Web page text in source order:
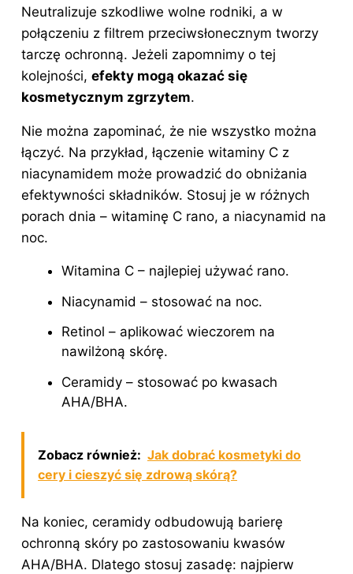
Neutralizuje szkodliwe wolne rodniki, a w
połączeniu z filtrem przeciwsłonecznym tworzy
tarczę ochronną. Jeżeli zapomnimy o tej
kolejności, efekty mogą okazać się
kosmetycznym zgrzytem.
Nie można zapominać, że nie wszystko można
łączyć. Na przykład, łączenie witaminy C z
niacynamidem może prowadzić do obniżania
efektywności składników. Stosuj je w różnych
porach dnia – witaminę C rano, a niacynamid na
noc.
Witamina C – najlepiej używać rano.
Niacynamid – stosować na noc.
Retinol – aplikować wieczorem na
nawilżoną skórę.
Ceramidy – stosować po kwasach
AHA/BHA.
Zobacz również: Jak dobrać kosmetyki do
cery i cieszyć się zdrową skórą?
Na koniec, ceramidy odbudowują barierę
ochronną skóry po zastosowaniu kwasów
AHA/BHA. Dlatego stosuj zasadę: najpierw